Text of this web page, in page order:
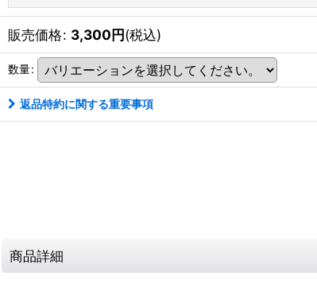
販売価格: 3,300円(税込)
数量:
返品特約に関する重要事項
商品詳細